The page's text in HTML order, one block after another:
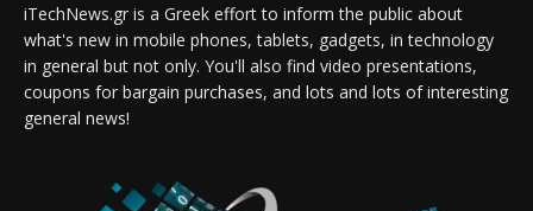
iTechNews.gr is a Greek effort to inform the public about
what's new in mobile phones, tablets, gadgets, in technology
in general but not only. You'll also find video presentations,
coupons for bargain purchases, and lots and lots of interesting
general news!